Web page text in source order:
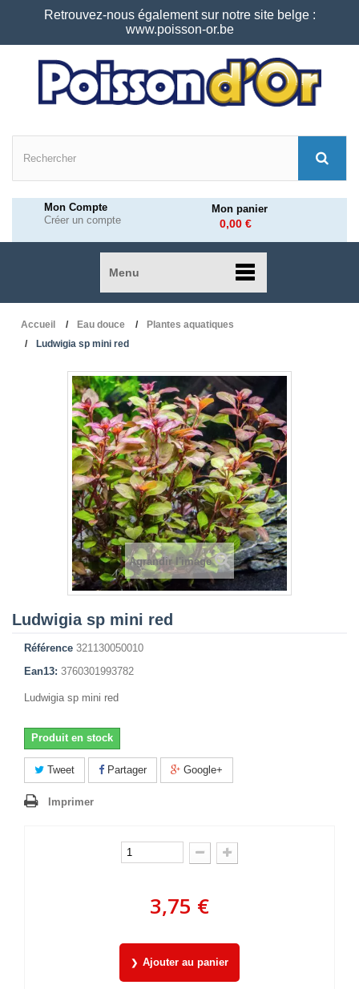
Retrouvez-nous également sur notre site belge :
www.poisson-or.be
Mon Compte
Créer un compte
Mon panier
0,00 €
Menu
Accueil Eau douce
Plantes aquatiques
Ludwigia sp mini red
Agrandir l'image
Ludwigia sp mini red
Référence 321130050010
Ean13: 3760301993782
Ludwigia sp mini red
Produit en stock
Tweet Partager Google+
Imprimer
3,75 €
Ajouter au panier